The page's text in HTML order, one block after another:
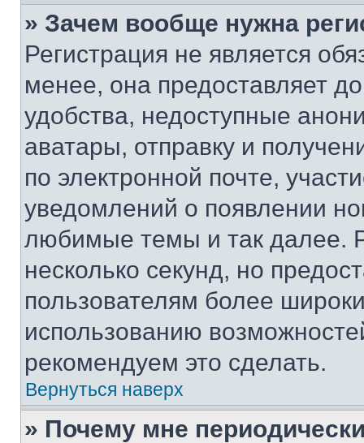
» Зачем вообще нужна
Регистрация не является
менее, она предоставляет
удобства, недоступные
аватары, отправку и
по электронной почте,
уведомлений о появлении
любимые темы и так далее.
несколько секунд, но
пользователям более
использованию
рекомендуем это сделать.
Вернуться наверх
» Почему мне